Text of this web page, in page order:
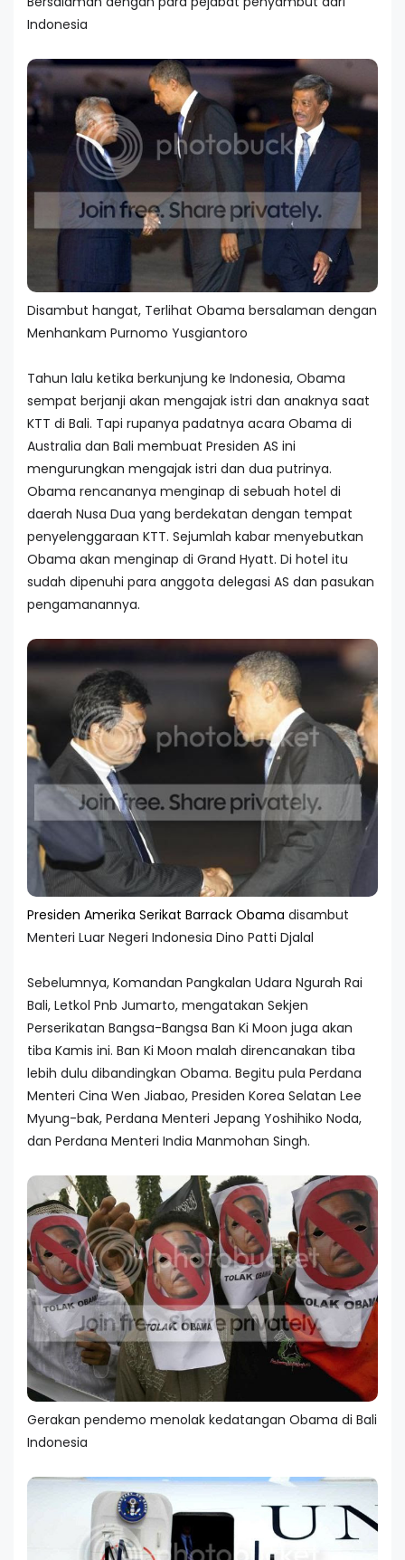
Indonesia
Disambut hangat, Terlihat Obama bersalaman dengan
Menhankam Purnomo Yusgiantoro
Tahun lalu ketika berkunjung ke Indonesia, Obama
sempat berjanji akan mengajak istri dan anaknya saat
KTT di Bali. Tapi rupanya padatnya acara Obama di
Australia dan Bali membuat Presiden AS ini
mengurungkan mengajak istri dan dua putrinya.
Obama rencananya menginap di sebuah hotel di
daerah Nusa Dua yang berdekatan dengan tempat
penyelenggaraan KTT. Sejumlah kabar menyebutkan
Obama akan menginap di Grand Hyatt. Di hotel itu
sudah dipenuhi para anggota delegasi AS dan pasukan
pengamanannya.
Presiden Amerika Serikat Barrack Obama disambut
Menteri Luar Negeri Indonesia Dino Patti Djalal
Sebelumnya, Komandan Pangkalan Udara Ngurah Rai
Bali, Letkol Pnb Jumarto, mengatakan Sekjen
Perserikatan Bangsa-Bangsa Ban Ki Moon juga akan
tiba Kamis ini. Ban Ki Moon malah direncanakan tiba
lebih dulu dibandingkan Obama. Begitu pula Perdana
Menteri Cina Wen Jiabao, Presiden Korea Selatan Lee
Myung-bak, Perdana Menteri Jepang Yoshihiko Noda,
dan Perdana Menteri India Manmohan Singh.
Gerakan pendemo menolak kedatangan Obama di Bali
Indonesia